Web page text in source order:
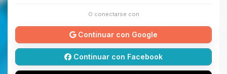
O conectarse con
Continuar con Google
Continuar con Facebook